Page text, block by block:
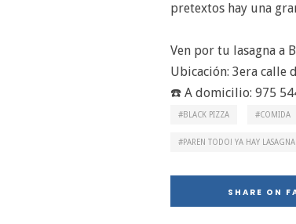
pretextos hay una
Ven por tu lasagna a
Ubicación: 3era calle
☎️ A domicilio: 975
BLACK PIZZA COMIDA
PAREN TODO! YA HAY
SHARE ON